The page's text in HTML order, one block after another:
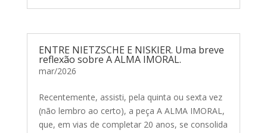
ENTRE NIETZSCHE E NISKIER. Uma breve
reflexão sobre A ALMA IMORAL.
mar/2026
Recentemente, assisti, pela quinta ou sexta vez
(não lembro ao certo), a peça A ALMA IMORAL,
que, em vias de completar 20 anos, se consolida